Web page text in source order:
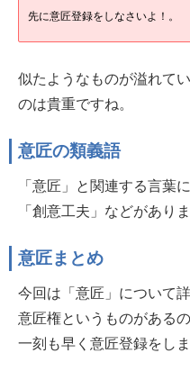
先に意匠登録をしなさいよ！。
似たようなものが溢れて
のは貴重ですね。
意匠の類義語
「意匠」と関連する言葉
「創意工夫」などがありま
意匠まとめ
今回は「意匠」について
意匠権というものがある
一刻も早く意匠登録をしま